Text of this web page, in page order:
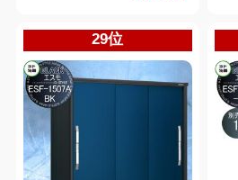
ル ミリタリー 【部品】
29位